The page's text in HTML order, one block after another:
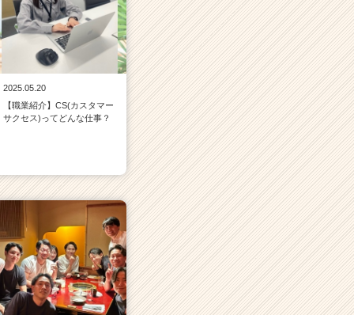
2025.05.20
【職業紹介】CS(カスタマー
サクセス)ってどんな仕事？